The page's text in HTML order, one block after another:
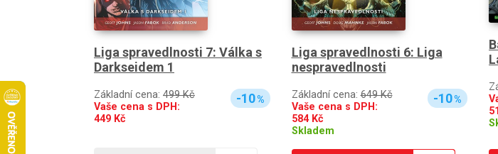
Liga spravedlnosti 7: Válka s
Darkseidem 1
Základní cena: 499 Kč
Vaše cena s DPH:
449 Kč
-10%
Liga spravedlnosti 6: Liga
nespravedlnosti
Základní cena:649 Kč
Vaše cena s DPH:
584Kč
Skladem
-10%